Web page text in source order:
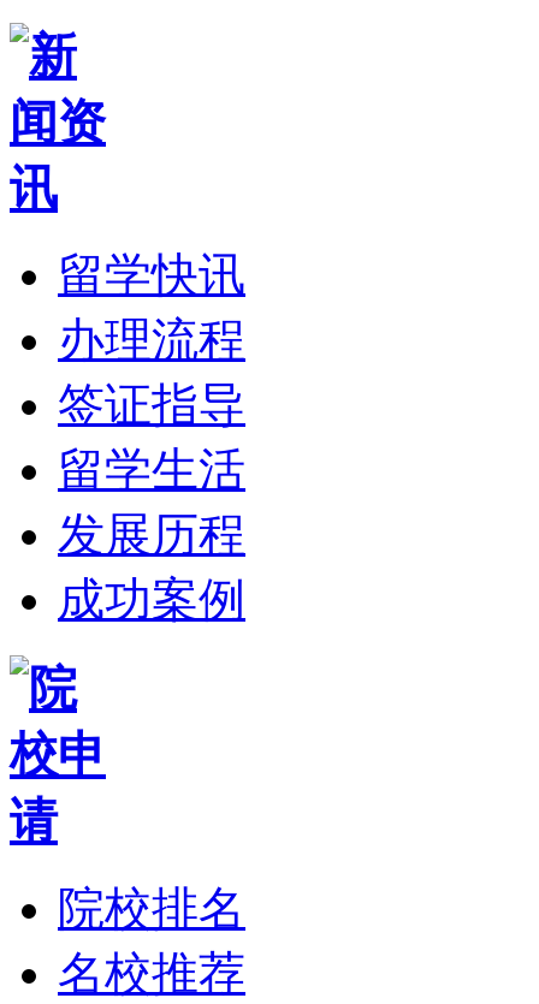
留学快讯
办理流程
签证指导
留学生活
发展历程
成功案例
院校排名
名校推荐